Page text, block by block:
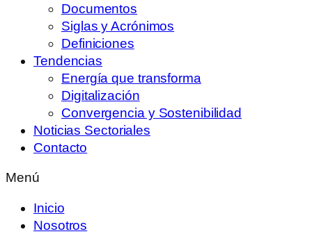
Documentos
Siglas y Acrónimos
Definiciones
Tendencias
Energía que transforma
Digitalización
Convergencia y Sostenibilidad
Noticias Sectoriales
Contacto
Menú
Inicio
Nosotros